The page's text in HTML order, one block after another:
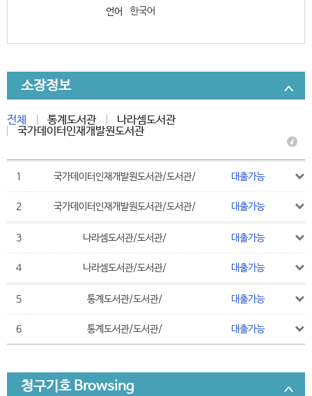
언어
한국어
소장정보
전체 통계도서관
나라셈도서관
국가데이터인재개발원도서관
1 국가데이터인재개발원도서관/도서관/ 대출가능
2 국가데이터인재개발원도서관/도서관/ 대출가능
3 나라셈도서관/도서관/ 대출가능
4 나라셈도서관/도서관/ 대출가능
5 통계도서관/도서관/ 대출가능
6 통계도서관/도서관/ 대출가능
청구기호 Browsing